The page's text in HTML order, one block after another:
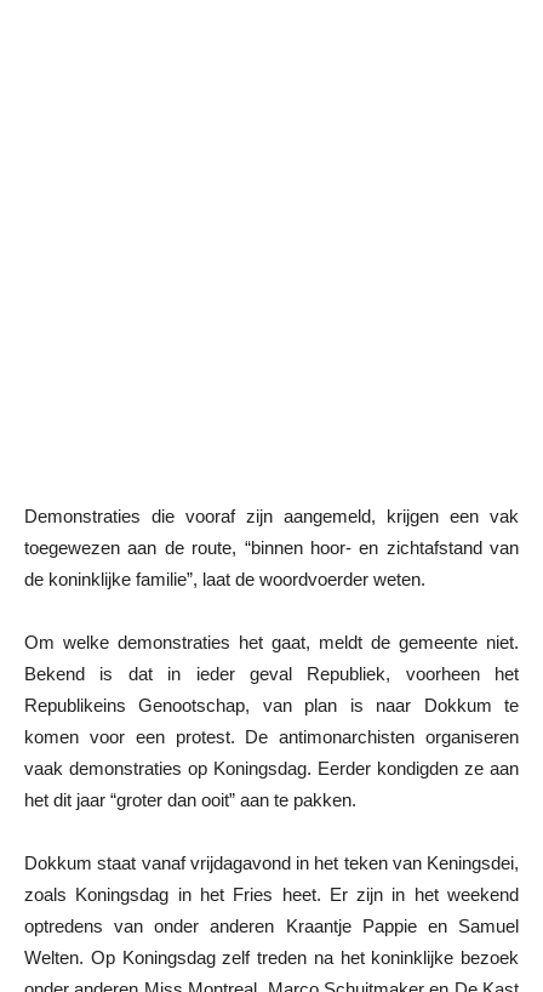
Demonstraties die vooraf zijn aangemeld, krijgen een vak
toegewezen aan de route, “binnen hoor- en zichtafstand van
de koninklijke familie”, laat de woordvoerder weten.
Om welke demonstraties het gaat, meldt de gemeente niet.
Bekend is dat in ieder geval Republiek, voorheen het
Republikeins Genootschap, van plan is naar Dokkum te
komen voor een protest. De antimonarchisten organiseren
vaak demonstraties op Koningsdag. Eerder kondigden ze aan
het dit jaar “groter dan ooit” aan te pakken.
Dokkum staat vanaf vrijdagavond in het teken van Keningsdei,
zoals Koningsdag in het Fries heet. Er zijn in het weekend
optredens van onder anderen Kraantje Pappie en Samuel
Welten. Op Koningsdag zelf treden na het koninklijke bezoek